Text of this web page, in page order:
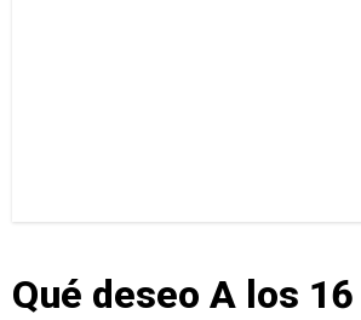
Qué deseo A los